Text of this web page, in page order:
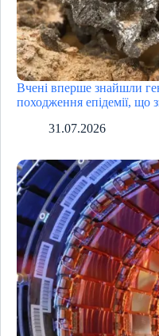
Вчені вперше знайшли
походження епідемії,
31.07.2026